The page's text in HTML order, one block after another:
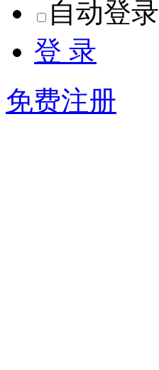
自动登录
登 录
免费注册